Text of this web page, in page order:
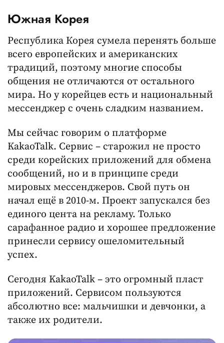
Южная Корея
Республика Корея сумела перенять больше
всего европейских и американских
традиций, поэтому многие способы
общения не отличаются от остального
мира. Но у корейцев есть и национальный
мессенджер с очень сладким названием.
Мы сейчас говорим о платформе
KakaoTalk. Сервис – старожил не просто
среди корейских приложений для обмена
сообщений, но и в принципе среди
мировых мессенджеров. Свой путь он
начал ещё в 2010-м. Проект запускался без
единого цента на рекламу. Только
сарафанное радио и хорошее предложение
принесли сервису ошеломительный
успех.
Сегодня KakaoTalk – это огромный пласт
приложений. Сервисом пользуются
абсолютно все: мальчишки и девчонки, а
также их родители.